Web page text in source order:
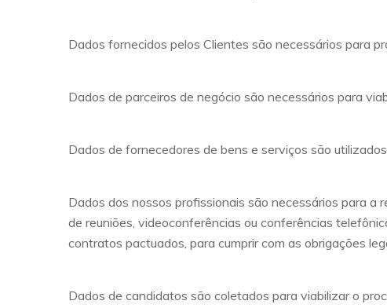
Dados fornecidos pelos Clientes são necessários para
Dados de parceiros de negócio são necessários para
Dados de fornecedores de bens e serviços são
Dados dos nossos profissionais são necessários para
de reuniões, videoconferências ou conferências
contratos pactuados, para cumprir com as obrigações
Dados de candidatos são coletados para viabilizar o